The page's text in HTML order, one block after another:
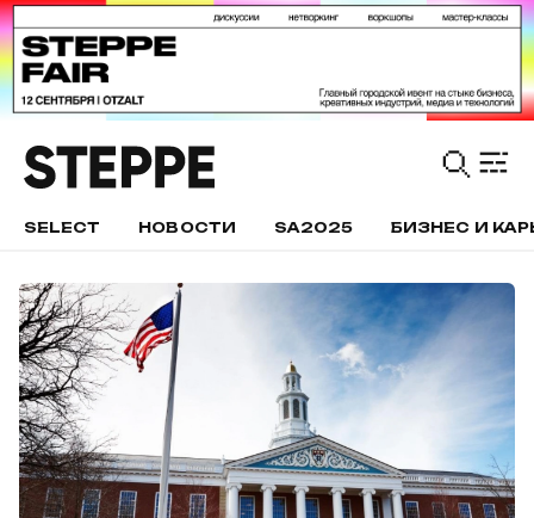
SELECT НОВОСТИ SA2025 БИЗНЕС И